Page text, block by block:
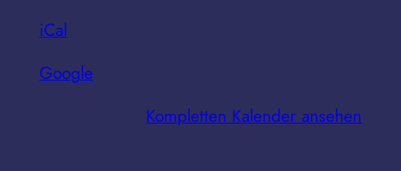
Eggenfelden
iCal
Google
Kompletten Kalender ansehen